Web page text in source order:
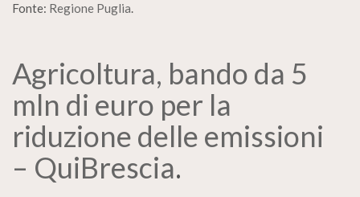
Fonte: Regione Puglia.
Agricoltura, bando da 5
mln di euro per la
riduzione delle emissioni
– QuiBrescia.